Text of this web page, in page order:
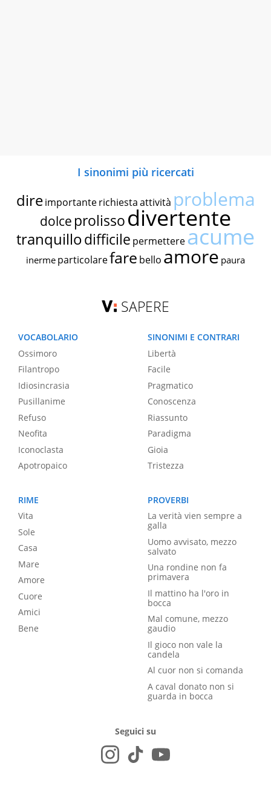
I sinonimi più ricercati
dire importante richiestaattività problema
dolce prolissodivertente
tranquillodifficile permettereacume
inerme particolarefare bello amore paura
SAPERE
VOCABOLARIO
Ossimoro
Filantropo
Idiosincrasia
Pusillanime
Refuso
Neofita
Iconoclasta
Apotropaico
SINONIMI E CONTRARI
Libertà
Facile
Pragmatico
Conoscenza
Riassunto
Paradigma
Gioia
Tristezza
RIME
Vita
Sole
Casa
Mare
Amore
Cuore
Amici
Bene
PROVERBI
La verità vien sempre a
galla
Uomo avvisato, mezzo
salvato
Una rondine non fa
primavera
Il mattino ha l'oro in
bocca
Mal comune, mezzo
gaudio
Il gioco non vale la
candela
Al cuor non si comanda
A caval donato non si
guarda in bocca
Seguici su